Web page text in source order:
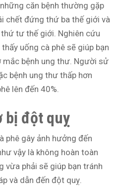
căn bệnh thường gặp
chết đứng thứ ba thế giới và
tư thế giới. Nghiên cứu
uống cà phê sẽ giúp bạn
bệnh ung thư. Người sử
bệnh ung thư thấp hơn
lên đến 40%.
bị đột quỵ
phê gây ảnh hưởng đến
vậy là không hoàn toàn
vừa phải sẽ giúp bạn tránh
và dẫn đến đột quỵ.